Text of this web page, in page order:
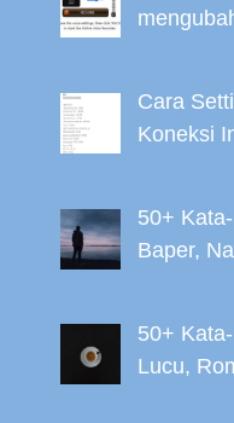
Cara
Koneksi
50+
Baper,
50+
Lucu,